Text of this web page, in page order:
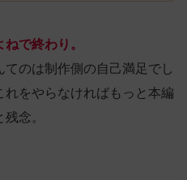
で終わり。
のは制作側の自己満足でし
をやらなければもっと本編
念。